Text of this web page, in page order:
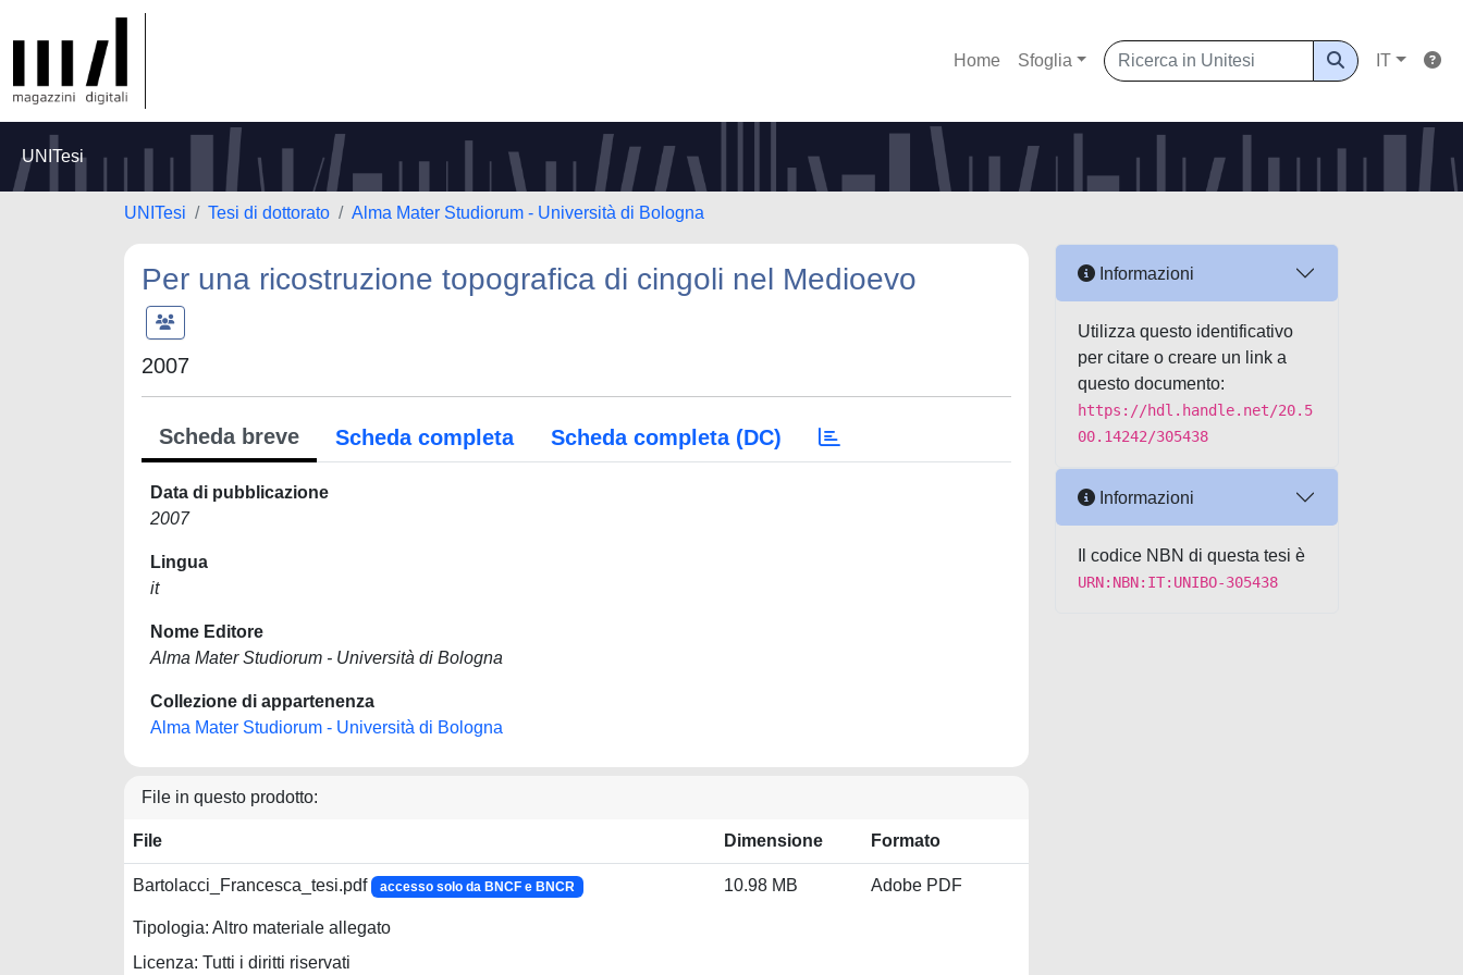
Home Sfoglia IT
UNITesi
UNITesi Tesi di dottorato Alma Mater Studiorum - Università di Bologna
Per una ricostruzione topografica di cingoli nel Medioevo
2007
Scheda breve Scheda completa Scheda completa (DC)
Data di pubblicazione
2007
Lingua
it
Nome Editore
Alma Mater Studiorum - Università di Bologna
Collezione di appartenenza
Alma Mater Studiorum - Università di Bologna
File in questo prodotto:
File Dimensione Formato
Bartolacci_Francesca_tesi.pdf accesso solo da BNCF e BNCR
Tipologia: Altro materiale allegato
Licenza: Tutti i diritti riservati
10.98 MB Adobe PDF
Informazioni
Utilizza questo identificativo
per citare o creare un link a
questo documento:
https://hdl.handle.net/20.5
00.14242/305438
Informazioni
Il codice NBN di questa tesi è
URN:NBN:IT:UNIBO-305438